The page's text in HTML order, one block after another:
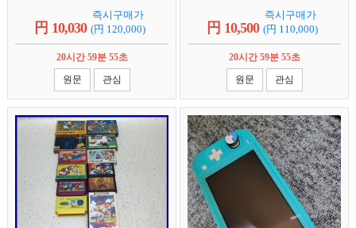
円 10,030
즉시구매가
(円 120,000)
20시간 59분 54초
원문
관심
円 10,500
즉시구매가
(円 110,000)
20시간 59분 54초
원문
관심